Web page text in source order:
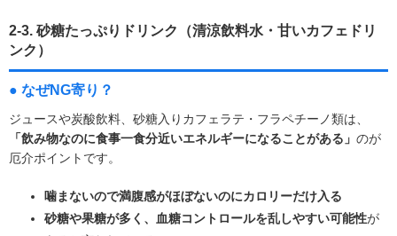
2-3. 砂糖たっぷりドリンク（清涼飲料水・甘いカフェドリ
ンク）
● なぜNG寄り？
ジュースや炭酸飲料、砂糖入りカフェラテ・フラペチーノ類は、
「飲み物なのに食事一食分近いエネルギーになることがある」 のが
厄介ポイントです。
噛まないので満腹感がほぼないのにカロリーだけ入る
砂糖や果糖が多く、血糖コントロールを乱しやすい可能性が